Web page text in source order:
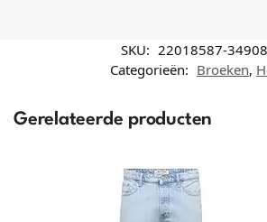
SKU: 22018587-
Categorieën: Broeken,
Gerelateerde producten